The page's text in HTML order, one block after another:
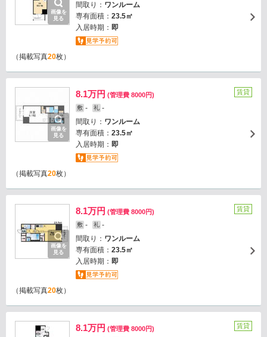
画像を
見る
間取り： ワンルーム
専有面積： 23.5㎡
入居時期： 即
（掲載写真20枚）
画像を
見る
8.1万円 (管理費 8000円)
敷 - 礼 -
間取り： ワンルーム
専有面積： 23.5㎡
入居時期： 即
賃貸
（掲載写真20枚）
画像を
見る
8.1万円 (管理費 8000円)
敷 - 礼 -
間取り： ワンルーム
専有面積： 23.5㎡
入居時期： 即
賃貸
（掲載写真20枚）
8.1万円 (管理費 8000円) 賃貸